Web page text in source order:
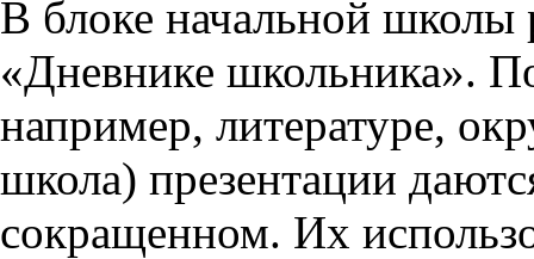
В блоке начальной школы
«Дневнике школьника».
например, литературе,
школа) презентации
сокращенном. Их